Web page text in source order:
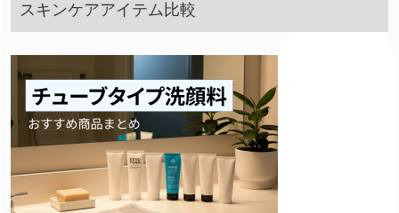
スキンケアアイテム比較